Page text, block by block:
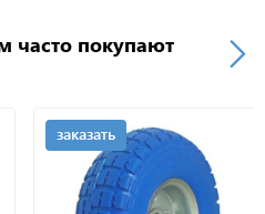
часто покупают
заказать